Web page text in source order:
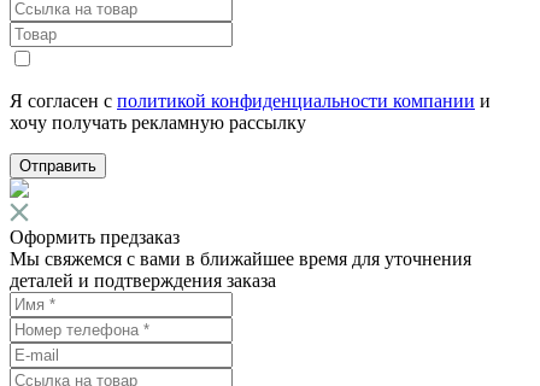
Я согласен с политикой конфиденциальности компании и
хочу получать рекламную рассылку
Отправить
Оформить предзаказ
Мы свяжемся с вами в ближайшее время для уточнения
деталей и подтверждения заказа